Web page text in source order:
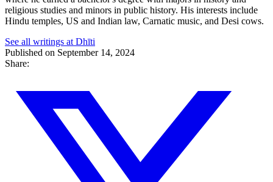
religious studies and minors in public history. His interests include
Hindu temples, US and Indian law, Carnatic music, and Desi cows.
See all writings at Dhīti
Published on September 14, 2024
Share: